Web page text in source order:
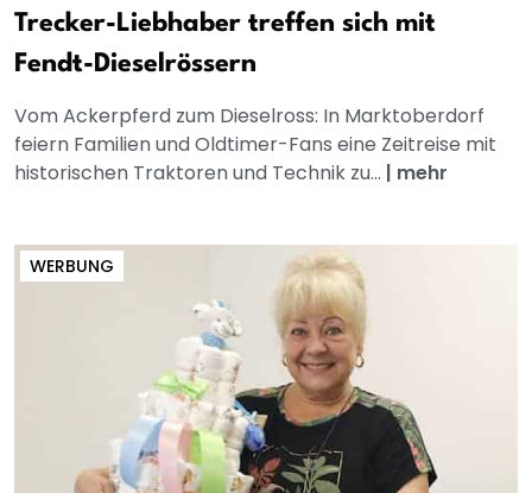
Trecker-Liebhaber treffen sich mit
Fendt-Dieselrössern
Vom Ackerpferd zum Dieselross: In Marktoberdorf
feiern Familien und Oldtimer-Fans eine Zeitreise mit
historischen Traktoren und Technik zu... | mehr
WERBUNG